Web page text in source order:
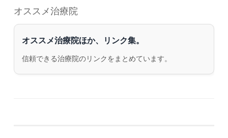
オススメ治療院
オススメ治療院ほか、リンク集。
信頼できる治療院のリンクをまとめています。